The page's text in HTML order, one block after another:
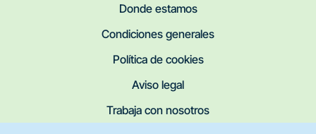
Donde estamos
Condiciones generales
Política de cookies
Aviso legal
Trabaja con nosotros